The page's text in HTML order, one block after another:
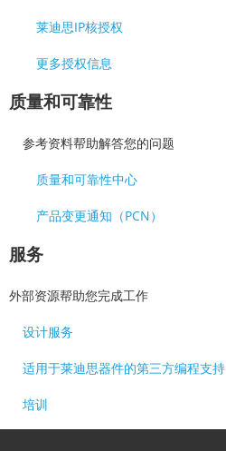
莱迪思IP核授权
更多授权信息
质量和可靠性
参考资料帮助解答您的问题
质量和可靠性中心
产品变更通知（PCN）
服务
外部资源帮助您完成工作
设计服务
适用于莱迪思器件的第三方编程支持
培训